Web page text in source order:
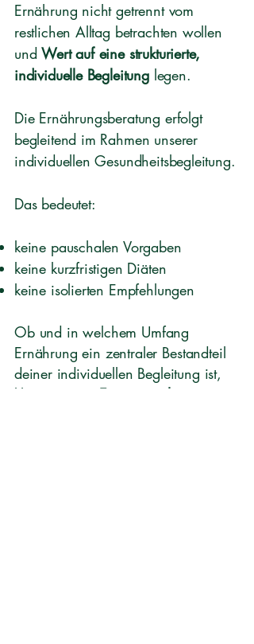
Ernährung nicht getrennt vom
restlichen Alltag betrachten wollen
undWert auf eine strukturierte,
individuelle Begleitung legen.
Die Ernährungsberatung erfolgt
begleitend im Rahmen unserer
individuellen Gesundheitsbegleitung.
Das bedeutet:
keine pauschalen Vorgaben
keine kurzfristigen Diäten
keine isolierten Empfehlungen
Ob und in welchem Umfang
Ernährung ein zentraler Bestandteil
deinerindividuellen Begleitung ist,
klären wir im Erstgespräch